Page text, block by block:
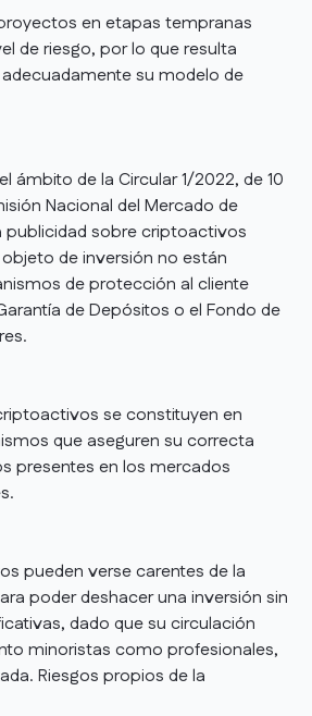
en etapas tempranas
de riesgo, por lo que resulta
su modelo de
ámbito de la Circular 1/2022, de 10
Nacional del Mercado de
publicidad sobre criptoactivos
de inversión no están
de protección al cliente
de Depósitos o el Fondo de
se constituyen en
que aseguren su correcta
presentes en los mercados
pueden verse carentes de la
poder deshacer una inversión sin
dado que su circulación
minoristas como profesionales,
Riesgos propios de la